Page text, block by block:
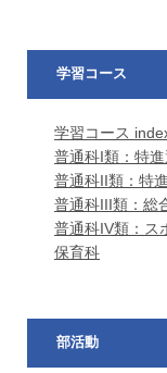
学習コース
学習コース
普通科I類：特
普通科II類：特
普通科III類：総
普通科IV類：ス
保育科
部活動